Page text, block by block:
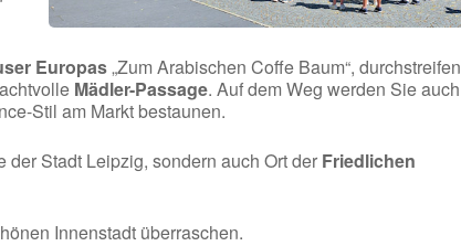
Europas„Zum Arabischen Coffe Baum“, durchstreifen
Mädler-Passage. Auf dem Weg werden Sie auch
Stil am Markt bestaunen.
der Stadt Leipzig, sondern auch Ort der Friedlichen
Innenstadt überraschen.